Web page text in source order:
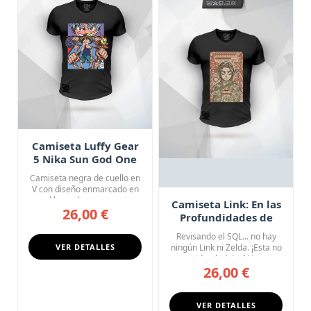
Camiseta Luffy Gear
5 Nika Sun God One
Piece
Camiseta negra de cuello en
V con diseño enmarcado en
azul lavanda que muestr...
26,00 €
VER DETALLES
Camiseta Link: En las
Profundidades de
Hyrule
Revisando el SQL... no hay
ningún Link ni Zelda. ¡Esta no
está subida! 🗡️ No...
26,00 €
VER DETALLES